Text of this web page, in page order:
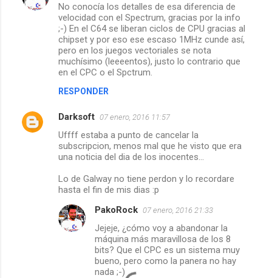
No conocía los detalles de esa diferencia de
velocidad con el Spectrum, gracias por la info
;-) En el C64 se liberan ciclos de CPU gracias al
chipset y por eso ese escaso 1MHz cunde así,
pero en los juegos vectoriales se nota
muchísimo (leeeentos), justo lo contrario que
en el CPC o el Spctrum.
RESPONDER
Darksoft 07 enero, 2016 11:57
Uffff estaba a punto de cancelar la
subscripcion, menos mal que he visto que era
una noticia del dia de los inocentes...
Lo de Galway no tiene perdon y lo recordare
hasta el fin de mis dias :p
PakoRock 07 enero, 2016 21:33
Jejeje, ¿cómo voy a abandonar la
máquina más maravillosa de los 8
bits? Que el CPC es un sistema muy
bueno, pero como la panera no hay
nada ;-)